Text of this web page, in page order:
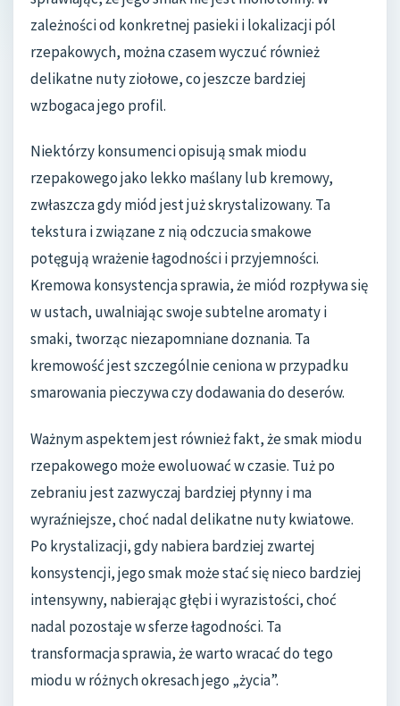
zależności od konkretnej pasieki i lokalizacji pól
rzepakowych, można czasem wyczuć również
delikatne nuty ziołowe, co jeszcze bardziej
wzbogaca jego profil.
Niektórzy konsumenci opisują smak miodu
rzepakowego jako lekko maślany lub kremowy,
zwłaszcza gdy miód jest już skrystalizowany. Ta
tekstura i związane z nią odczucia smakowe
potęgują wrażenie łagodności i przyjemności.
Kremowa konsystencja sprawia, że miód rozpływa się
w ustach, uwalniając swoje subtelne aromaty i
smaki, tworząc niezapomniane doznania. Ta
kremowość jest szczególnie ceniona w przypadku
smarowania pieczywa czy dodawania do deserów.
Ważnym aspektem jest również fakt, że smak miodu
rzepakowego może ewoluować w czasie. Tuż po
zebraniu jest zazwyczaj bardziej płynny i ma
wyraźniejsze, choć nadal delikatne nuty kwiatowe.
Po krystalizacji, gdy nabiera bardziej zwartej
konsystencji, jego smak może stać się nieco bardziej
intensywny, nabierając głębi i wyrazistości, choć
nadal pozostaje w sferze łagodności. Ta
transformacja sprawia, że warto wracać do tego
miodu w różnych okresach jego „życia”.